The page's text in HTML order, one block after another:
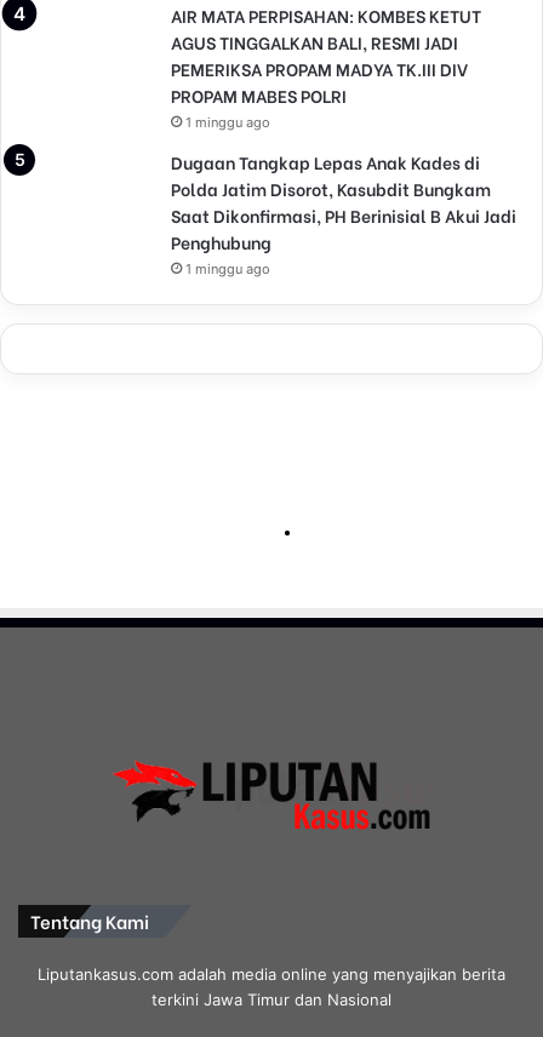
AIR MATA PERPISAHAN: KOMBES KETUT
AGUS TINGGALKAN BALI, RESMI JADI
PEMERIKSA PROPAM MADYA TK.III DIV
PROPAM MABES POLRI
1 minggu ago
Dugaan Tangkap Lepas Anak Kades di
Polda Jatim Disorot, Kasubdit Bungkam
Saat Dikonfirmasi, PH Berinisial B Akui Jadi
Penghubung
1 minggu ago
Tentang Kami
Liputankasus.com adalah media online yang menyajikan berita
terkini Jawa Timur dan Nasional